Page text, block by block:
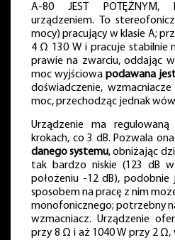
A-80 JEST POTĘŻNYM,
urządzeniem. To
mocy) pracujący w klasie A;
4 Ω 130 W i pracuje stabilnie
prawie na zwarciu, oddając
moc wyjściowa podawana
doświadczenie,
moc, przechodząc jednak
Urządzenie ma
krokach, co 3 dB. Pozwala
danego systemu, obniżając
tak bardzo niskie (123 dB
położeniu -12 dB), podobnie
sposobem na pracę z nim
monofonicznego; potrzebny
wzmacniacz. Urządzenie
przy 8 Ω i aż 1040 W przy 2 Ω,